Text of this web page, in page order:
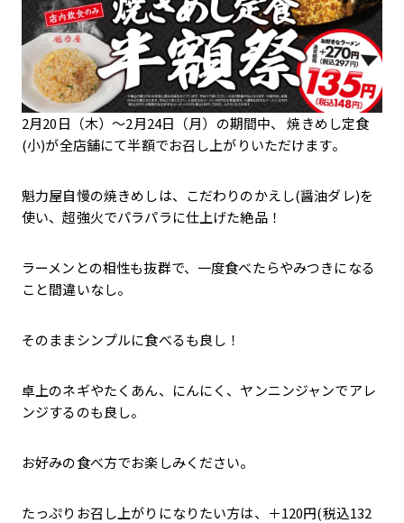
2月20日（木）～2月24日（月）の期間中、 焼きめし定食
(小)が全店舗にて半額でお召し上がりいただけます。
魁力屋自慢の焼きめしは、こだわりのかえし(醤油ダレ)を
使い、超強火でパラパラに仕上げた絶品！
ラーメンとの相性も抜群で、一度食べたらやみつきになる
こと間違いなし。
そのままシンプルに食べるも良し！
卓上のネギやたくあん、にんにく、ヤンニンジャンでアレ
ンジするのも良し。
お好みの食べ方でお楽しみください。
たっぷりお召し上がりになりたい方は、＋120円(税込132